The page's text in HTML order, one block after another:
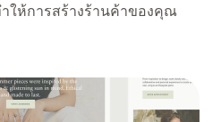
ำให้การสร้างร้านค้าของคุณ